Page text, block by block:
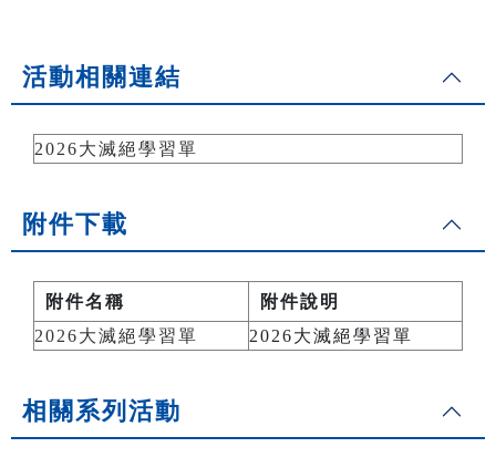
活動相關連結
2026大滅絕學習單
附件下載
附件名稱
附件說明
2026大滅絕學習單
2026大滅絕學習單
相關系列活動